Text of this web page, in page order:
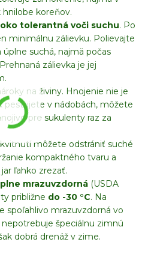
koreňov.
tolerantná voči suchu. Po
minimálnu zálievku. Polievajte
suchá, najmä počas
zálievka je jej
na živiny. Hnojenie nie je
pestujete v nádobách, môžete
pre sukulenty raz za
môžete odstrániť suché
kompaktného tvaru a
ľahko zrezať.
plne mrazuvzdorná (USDA
približne do -30 °C. Na
spoľahlivo mrazuvzdorná vo
špeciálnu zimnú
dobrá drenáž v zime.